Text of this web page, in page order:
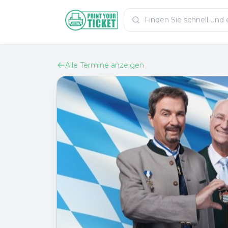
Zum HauptinhaltPrintYourTicket
Alle Termine anzeigen